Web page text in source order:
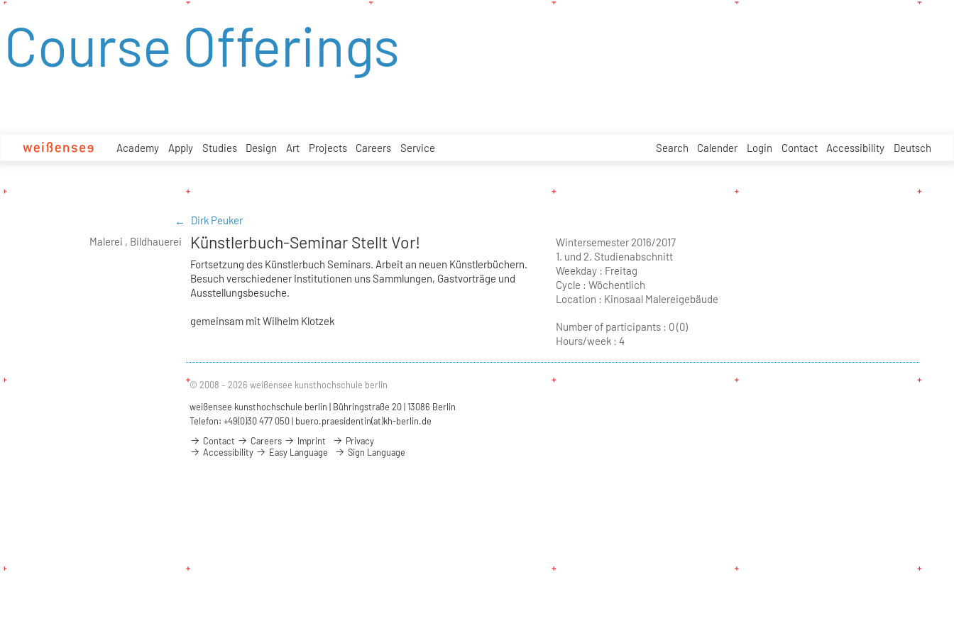
zum
Academy Apply Studies Design Art Projects Careers Service Search Calender Login Contact Accessibility Deutsch
Course Offerings
Dirk Peuker
Malerei , Bildhauerei
Künstlerbuch-Seminar Stellt Vor!
Fortsetzung des Künstlerbuch Seminars. Arbeit an neuen Künstlerbüchern.
Besuch verschiedener Institutionen uns Sammlungen, Gastvorträge und
Ausstellungsbesuche.
gemeinsam mit Wilhelm Klotzek
Wintersemester 2016/2017
1. und 2. Studienabschnitt
Weekday : Freitag
Cycle :Wöchentlich
Location : Kinosaal Malereigebäude
Number of participants : 0 (0)
Hours/week :4
© 2008 – 2026 weißensee kunsthochschule berlin
weißensee kunsthochschule berlin | Bühringstraße 20 | 13086 Berlin
Telefon: +49(0)30 477 050 | buero.praesidentin(at)kh-berlin.de
Contact
Careers Imprint
Privacy
Accessibility
Easy Language Sign Language